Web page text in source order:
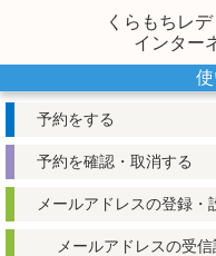
くらもちレ
インター
予約をする
予約を確認・取消する
メールアドレスの登録・
メールアドレスの受